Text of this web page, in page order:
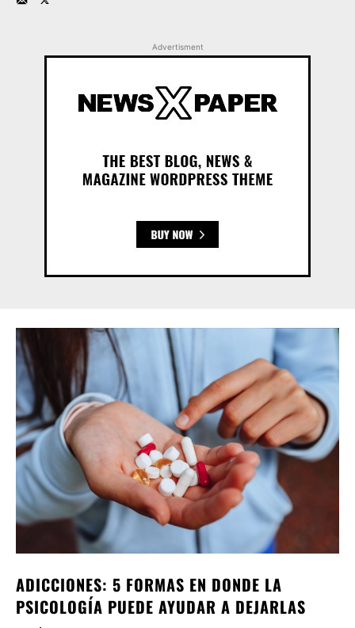
Advertisment
ADICCIONES: 5 FORMAS EN DONDE LA
PSICOLOGÍA PUEDE AYUDAR A DEJARLAS